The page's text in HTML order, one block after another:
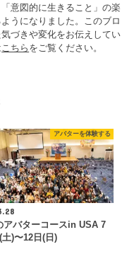
意図的に生きること」の楽
うになりました。このブロ
づきや変化をお伝えしてい
こちら をご覧ください。
アバターを体験する
アバターコースin USA 7
土)〜12日(日)